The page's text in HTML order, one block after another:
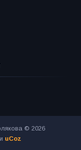
© 2026
uCoz